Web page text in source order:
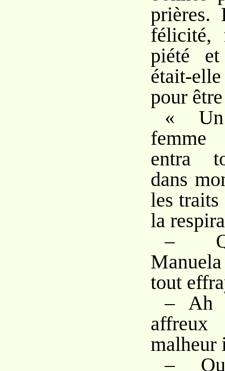
prières.
félicité,
piété
était-
pour
«
femme
entra
dans
les traits
la
–
tout
– Ah
affreux
malheur
–